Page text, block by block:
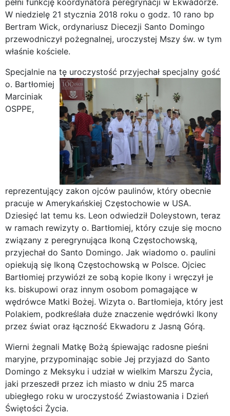
pełni funkcję koordynatora peregrynacji w Ekwadorze.
W niedzielę 21 stycznia 2018 roku o godz. 10 rano bp
Bertram Wick, ordynariusz Diecezji Santo Domingo
przewodniczył pożegnalnej, uroczystej Mszy św. w tym
właśnie kościele.
Specjalnie na tę uroczystość przyjechał specjalny gość
o. Bartłomiej
Marciniak
OSPPE,
reprezentujący zakon ojców paulinów, który obecnie
pracuje w Amerykańskiej Częstochowie w USA.
Dziesięć lat temu ks. Leon odwiedził Doleystown, teraz
w ramach rewizyty o. Bartłomiej, który czuje się mocno
związany z peregrynująca Ikoną Częstochowską,
przyjechał do Santo Domingo. Jak wiadomo o. paulini
opiekują się Ikoną Częstochowską w Polsce. Ojciec
Bartłomiej przywiózł ze sobą kopie Ikony i wręczył je
ks. biskupowi oraz innym osobom pomagające w
wędrówce Matki Bożej. Wizyta o. Bartłomieja, który jest
Polakiem, podkreślała duże znaczenie wędrówki Ikony
przez świat oraz łączność Ekwadoru z Jasną Górą.
Wierni żegnali Matkę Bożą śpiewając radosne pieśni
maryjne, przypominając sobie Jej przyjazd do Santo
Domingo z Meksyku i udział w wielkim Marszu Życia,
jaki przeszedł przez ich miasto w dniu 25 marca
ubiegłego roku w uroczystość Zwiastowania i Dzień
Świętości Życia.